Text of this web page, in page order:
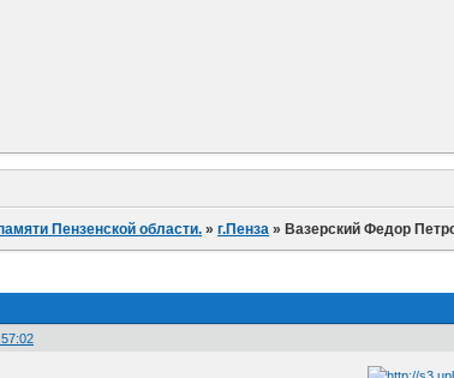
Пензенской области. »г.Пенза » Вазерский Федор